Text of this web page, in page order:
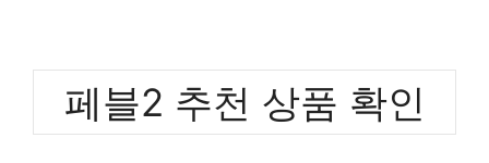
페블2 추천 상품 확인